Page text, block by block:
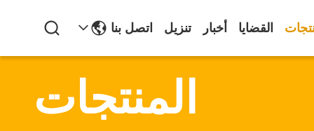
القضايا أخبار تنزيل اتصل بنا
المنتجات